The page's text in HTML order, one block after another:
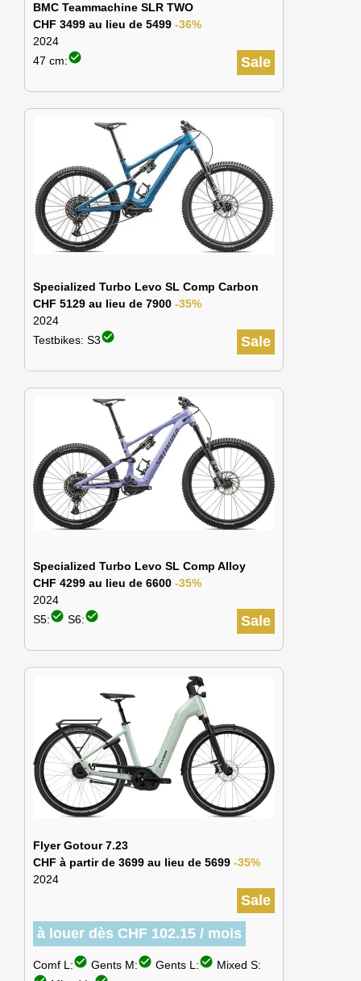
BMC Teammachine SLR TWO
CHF 3499 au lieu de 5499 -36%
2024
Sale
47 cm:check_circle
Specialized Turbo Levo SL Comp Carbon
CHF 5129 au lieu de 7900 -35%
2024
Sale
Testbikes: S3check_circle
Specialized Turbo Levo SL Comp Alloy
CHF 4299 au lieu de 6600 -35%
2024
Sale
S5:check_circle S6:check_circle
Flyer Gotour 7.23
CHF à partir de 3699 au lieu de 5699 -35%
2024
Sale
à louer dès CHF 102.15 / mois
Comf L:check_circle Gents M:check_circle Gents L:check_circle Mixed S: